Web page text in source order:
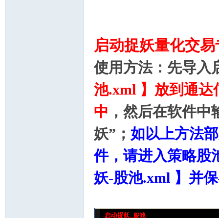
启动捉妖量化交
使用方法： 先导入
池.xml 】放到通达
中 ，然后在软件
妖”； 如以上方法
件，请进入策略股
妖-股池.xml 】并